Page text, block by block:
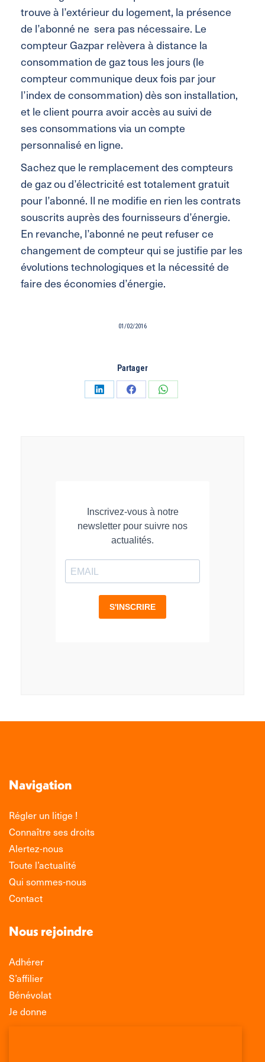
trouve à l’extérieur du logement, la présence
de l’abonné ne sera pas nécessaire. Le
compteur Gazpar relèvera à distance la
consommation de gaz tous les jours (le
compteur communique deux fois par jour
l’index de consommation) dès son installation,
et le client pourra avoir accès au suivi de
ses consommations via un compte
personnalisé en ligne.
Sachez que le remplacement des compteurs
de gaz ou d’électricité est totalement gratuit
pour l’abonné. Il ne modifie en rien les contrats
souscrits auprès des fournisseurs d’énergie.
En revanche, l’abonné ne peut refuser ce
changement de compteur qui se justifie par les
évolutions technologiques et la nécessité de
faire des économies d’énergie.
01/02/2016
Partager
PartagerPartagerPartager
Navigation
Régler un litige !
Connaître ses droits
Alertez-nous
Toute l’actualité
Qui sommes-nous
Contact
Nous rejoindre
Adhérer
S’affilier
Bénévolat
Je donne